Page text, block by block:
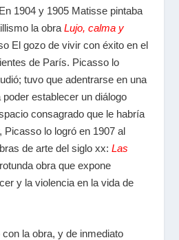
1904 y 1905 Matisse pintaba
la obra Lujo, calma y
El gozo de vivir con éxito en el
de París. Picasso lo
tuvo que adentrarse en una
establecer un diálogo
consagrado que le habría
Picasso lo logró en 1907 al
de arte del siglo xx: Las
obra que expone
y la violencia en la vida de
la obra, y de inmediato